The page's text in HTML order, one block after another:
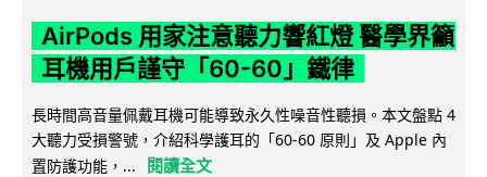
AirPods 用家注意聽力響紅燈 醫學界籲
耳機用戶謹守「60-60」鐵律
長時間高音量佩戴耳機可能導致永久性噪音性聽損。本文盤點 4
大聽力受損警號，介紹科學護耳的「60-60 原則」及 Apple 內
置防護功能，...
閱讀全文